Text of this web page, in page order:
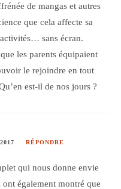
de mangas et autres
que cela affecte sa
sans écran.
les parents équipaient
le rejoindre en tout
est-il de nos jours ?
RÉPONDRE
qui nous donne envie
ont également montré que